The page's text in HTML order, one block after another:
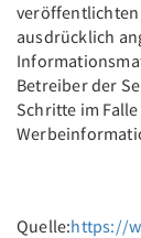
ausdrücklich
Betreiber der
Schritte im
Quelle:https://